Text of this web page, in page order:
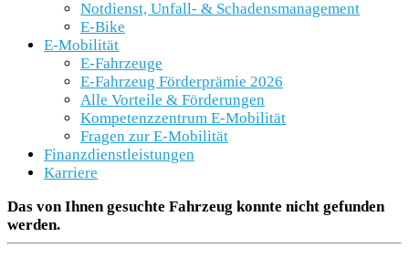
Notdienst, Unfall- & Schadensmanagement
E-Bike
E-Mobilität
E-Fahrzeuge
E-Fahrzeug Förderprämie 2026
Alle Vorteile & Förderungen
Kompetenzzentrum E-Mobilität
Fragen zur E-Mobilität
Finanzdienstleistungen
Karriere
Das von Ihnen gesuchte Fahrzeug konnte nicht gefunden
werden.